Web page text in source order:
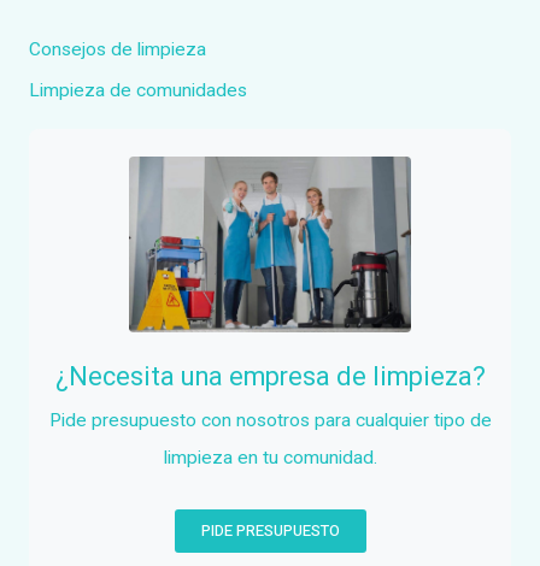
Consejos de limpieza
Limpieza de comunidades
¿Necesita una empresa de limpieza?
Pide presupuesto con nosotros para cualquier tipo de
limpieza en tu comunidad.
PIDE PRESUPUESTO